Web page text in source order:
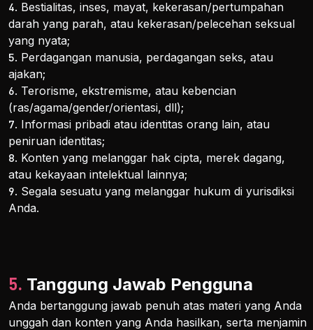
4. Bestialitas, inses, mayat, kekerasan/pertumpahan
darah yang parah, atau kekerasan/pelecehan seksual
yang nyata;
5. Perdagangan manusia, perdagangan seks, atau
ajakan;
6. Terorisme, ekstremisme, atau kebencian
(ras/agama/gender/orientasi, dll);
7. Informasi pribadi atau identitas orang lain, atau
peniruan identitas;
8. Konten yang melanggar hak cipta, merek dagang,
atau kekayaan intelektual lainnya;
9. Segala sesuatu yang melanggar hukum di yurisdiksi
Anda.
5. Tanggung Jawab Pengguna
Anda bertanggung jawab penuh atas materi yang Anda
unggah dan konten yang Anda hasilkan, serta menjamin